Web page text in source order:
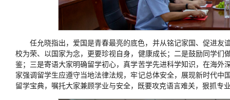
任允晓指出，爱国是青春最亮的底色，并从铭记家国、促进
校为荣、以国家为念，更要珍视自身，健康成长；二是鼓励同学
鉴；三是寄语大家明确留学初心，真学苦学先进科学知识，在海
家强调留学生应遵守当地法律法规，牢记总体安全，展现新时代
留学宝典，嘱托大家兼顾学业与安全，既要攻克语言难关，狠抓专